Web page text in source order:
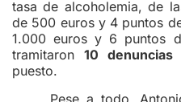
tasa de alcoholemia, de
de 500 euros y 4 puntos
1.000 euros y 6 puntos
tramitaron 10 denuncias
puesto.
Pese a todo,